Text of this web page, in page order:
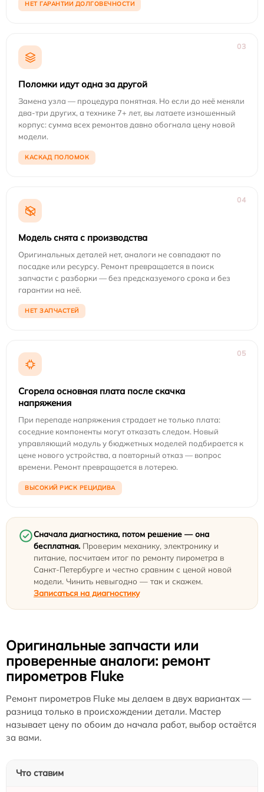
НЕТ ГАРАНТИИ ДОЛГОВЕЧНОСТИ
03
Поломки идут одна за другой
Замена узла — процедура понятная. Но если до неё меняли
два-три других, а технике 7+ лет, вы латаете изношенный
корпус: сумма всех ремонтов давно обогнала цену новой
модели.
КАСКАД ПОЛОМОК
04
Модель снята с производства
Оригинальных деталей нет, аналоги не совпадают по
посадке или ресурсу. Ремонт превращается в поиск
запчасти с разборки — без предсказуемого срока и без
гарантии на неё.
НЕТ ЗАПЧАСТЕЙ
05
Сгорела основная плата после скачка
напряжения
При перепаде напряжения страдает не только плата:
соседние компоненты могут отказать следом. Новый
управляющий модуль у бюджетных моделей подбирается к
цене нового устройства, а повторный отказ — вопрос
времени. Ремонт превращается в лотерею.
ВЫСОКИЙ РИСК РЕЦИДИВА
Сначала диагностика, потом решение — она
бесплатная. Проверим механику, электронику и
питание, посчитаем итог по ремонту пирометра в
Санкт-Петербурге и честно сравним с ценой новой
модели. Чинить невыгодно — так и скажем.
Записаться на диагностику
Оригинальные запчасти или
проверенные аналоги: ремонт
пирометров Fluke
Ремонт пирометров Fluke мы делаем в двух вариантах —
разница только в происхождении детали. Мастер
называет цену по обоим до начала работ, выбор остаётся
за вами.
Что ставим